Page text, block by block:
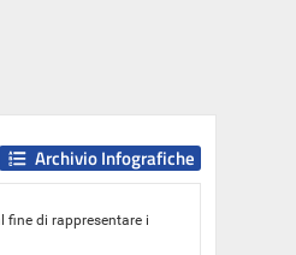
fine di rappresentare i
Archivio Infografiche